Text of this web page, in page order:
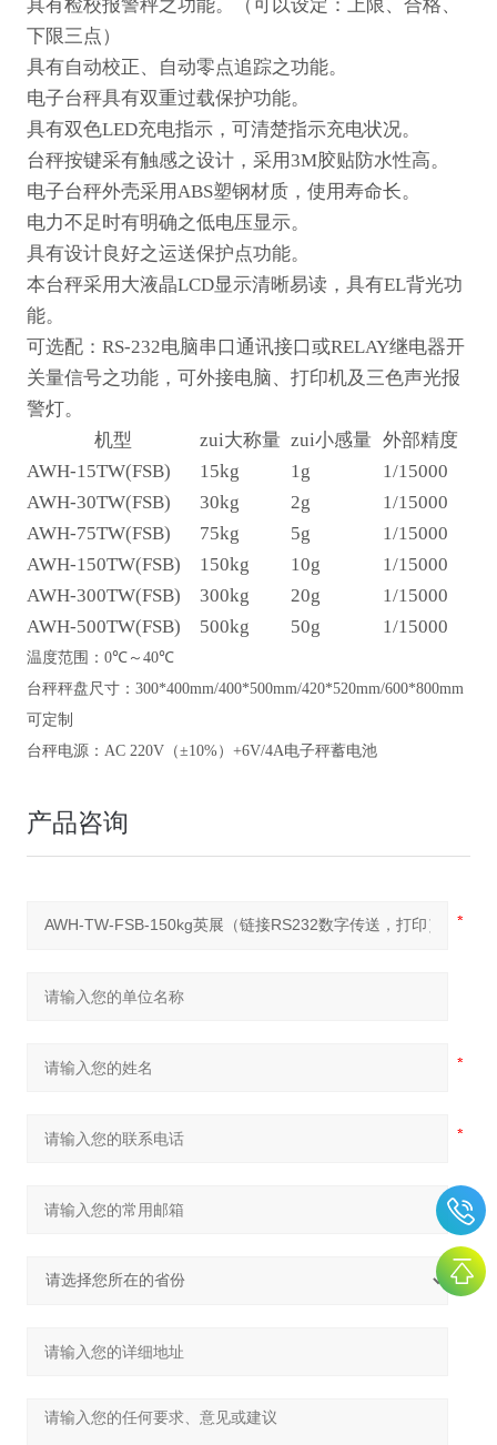
具有检校报警秤之功能。（可以设定： 上限 、 合格、
下限三点）
具有自动校正、自动零点追踪之功能。
电子台秤具有双重过载保护功能。
具有双色LED充电指示，可清楚指示充电状况。
台秤按键采有触感之设计，采用3M胶贴防水性高。
电子台秤外壳采用ABS塑钢材质，使用寿命长。
电力不足时有明确之低电压显示。
具有设计良好之运送保护点功能。
本台秤采用大液晶LCD显示清晰易读，具有EL背光功
能。
可选配： RS-232电脑串口通讯接口 或RELAY继电器开
关量信号之功能，可外接电脑、打印机及三色声光报
警灯。
机型
zui大称量 zui小感量 外部精度
AWH-15TW(FSB)
15kg 1g
1/15000
AWH-30TW(FSB)
30kg 2g
1/15000
AWH-75TW(FSB)
75kg 5g
1/15000
AWH-150TW(FSB)
150kg 10g
1/15000
AWH-300TW(FSB)
300kg 20g
1/15000
AWH-500TW(FSB)
500kg 50g 1/15000
温度范围： 0℃～ 40℃
台秤秤盘尺寸： 300*400mm/400*500mm/420*520mm/600*800mm
可定制
台秤电源： AC 220V（±10%） +6V/4A电子秤蓄电池
产品咨询